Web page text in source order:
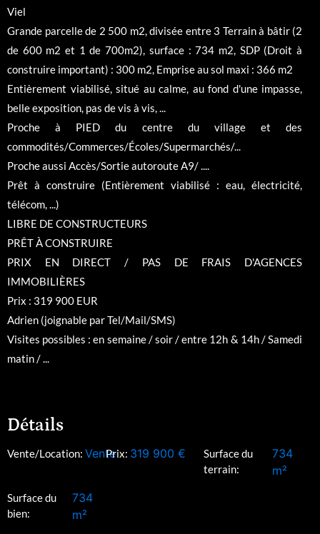
Viel
Grande parcelle de 2 500 m2, divisée entre 3 Terrain à bâtir (2
de 600 m2 et 1 de 700m2), surface : 734 m2, SDP (Droit à
construire important) : 300 m2, Emprise au sol maxi : 366 m2
Entièrement viabilisé, situé au calme, au fond d'une impasse,
belle exposition, pas de vis à vis, ...
Proche à PIED du centre du village et des
commodités/Commerces/Écoles/Supermarchés/...
Proche aussi Accès/Sortie autoroute A9/ ....
Prêt à construire (Entièrement viabilisé : eau, électricité,
télécom, ...)
LIBRE DE CONSTRUCTEURS
PRÊT À CONSTRUIRE
PRIX EN DIRECT / PAS DE FRAIS D'AGENCES
IMMOBILIÈRES
Prix : 319 900 EUR
Adrien (joignable par Tel/Mail/SMS)
Visites possibles : en semaine / soir / entre 12h & 14h / Samedi
matin / ...
Détails
Vente/Location: VentePrix: 319 900 €
Surface du
terrain:
734
m²
Surface du
bien:
734
m²